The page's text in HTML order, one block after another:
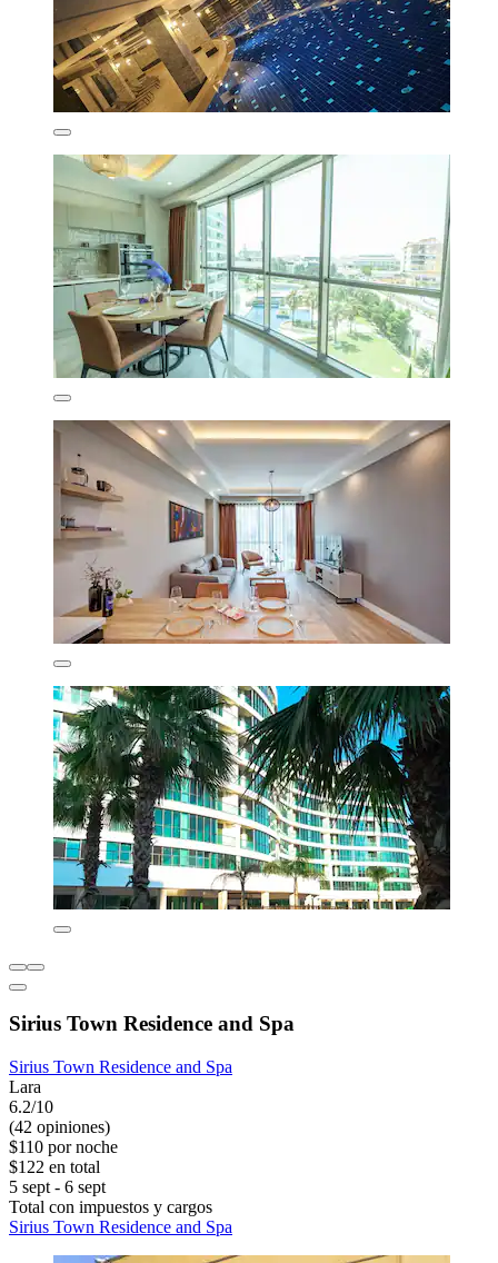
Sirius Town Residence and Spa
Sirius Town Residence and Spa
Lara
6.2/10
(42 opiniones)
$110 por noche
$122 en total
5 sept - 6 sept
Total con impuestos y cargos
Sirius Town Residence and Spa